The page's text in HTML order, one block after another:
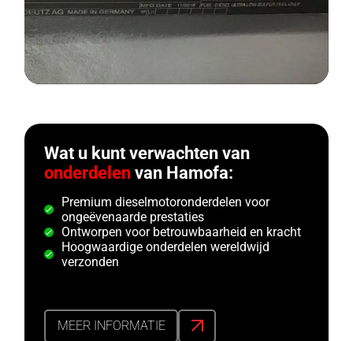
Wat u kunt verwachten van
onderdelen van Hamofa:
Premium dieselmotoronderdelen voor
ongeëvenaarde prestaties
Ontworpen voor betrouwbaarheid en kracht
Hoogwaardige onderdelen wereldwijd
verzonden
MEER INFORMATIE